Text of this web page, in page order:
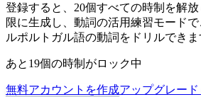
登録すると、20個すべての時制を解
限に生成し、動詞の活用練習モード
ルポルトガル語の動詞をドリルできま
あと19個の時制がロック中
無料アカウントを作成アップグレー